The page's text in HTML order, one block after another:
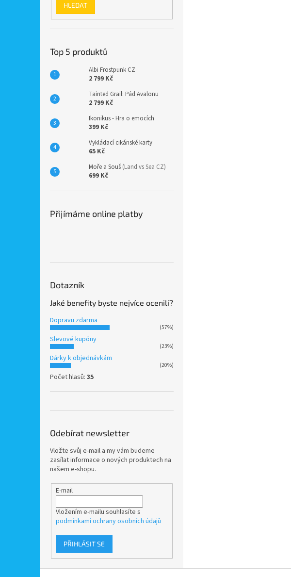
HLEDAT
Top 5 produktů
Albi Frostpunk CZ
2 799 Kč
Tainted Grail: Pád Avalonu
2 799 Kč
Ikonikus - Hra o emocích
399 Kč
Vykládací cikánské karty
65 Kč
Moře a Souš (Land vs Sea CZ)
699 Kč
Přijímáme online platby
Dotazník
Jaké benefity byste nejvíce ocenili?
Dopravu zdarma
(57%)
Slevové kupóny
(23%)
Dárky k objednávkám
(20%)
Počet hlasů: 35
Odebírat newsletter
Vložte svůj e-mail a my vám budeme
zasílat informace o nových produktech na
našem e-shopu.
E-mail
Vložením e-mailu souhlasíte s
podmínkami ochrany osobních údajů
PŘIHLÁSIT SE